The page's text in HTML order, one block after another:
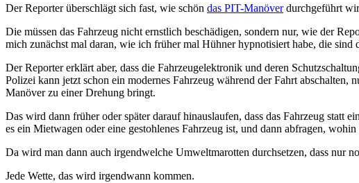
Der Reporter überschlägt sich fast, wie schön das PIT-Manöverdurchgeführt
Die müssen das Fahrzeug nicht ernstlich beschädigen, sondern nur, wie der
mich zunächst mal daran, wie ich früher mal Hühner hypnotisiert habe, die
Der Reporter erklärt aber, dass die Fahrzeugelektronik und deren
Polizei kann jetzt schon ein modernes Fahrzeug während der Fahrt
Manöver zu einer Drehung bringt.
Das wird dann früher oder später darauf hinauslaufen, dass das Fahrzeug statt
es ein Mietwagen oder eine gestohlenes Fahrzeug ist, und dann abfragen,
Da wird man dann auch irgendwelche Umweltmarotten durchsetzen, dass nur
Jede Wette, das wird irgendwann kommen.